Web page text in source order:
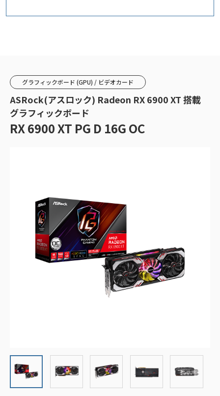
グラフィックボード (GPU) / ビデオカード
ASRock(アスロック) Radeon RX 6900 XT 搭載
グラフィックボード
RX 6900 XT PG D 16G OC